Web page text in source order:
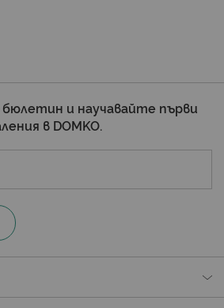
и научавайте първи
в DOMKO.